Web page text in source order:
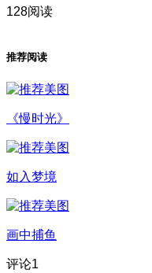
128阅读
推荐阅读
《慢时光》
如入梦境
画中捕鱼
评论1